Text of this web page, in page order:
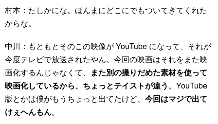
村本：たしかにな。ほんまにどこにでもついてきてくれた
からな。
中川：もともとそのこの映像が YouTube になって、それが
今度テレビで放送されたやん。今回の映画はそれをまた映
画化するんじゃなくて、
また別の撮りだめた素材を使って
映画化しているから、ちょっとテイストが違う。YouTube
版とかは僕がもうちょっと出てたけど、 今回はマジで出て
けぇへんもん。